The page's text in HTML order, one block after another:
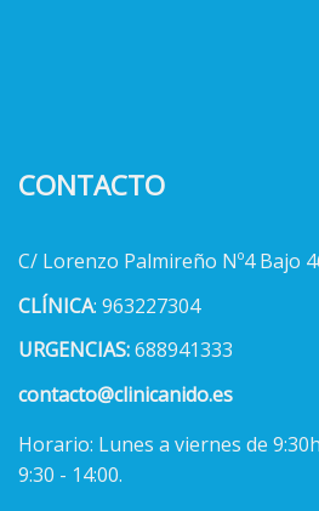
CONTACTO
C/ Lorenzo Palmireño Nº4 Bajo
CLÍNICA: 963227304
URGENCIAS:688941333
contacto@clinicanido.es
Horario: Lunes a viernes de
9:30 - 14:00.